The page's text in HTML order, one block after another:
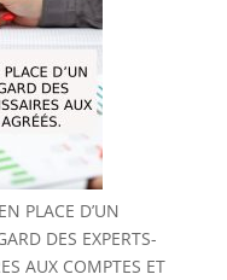
PLACE D’UN
DES EXPERTS-
AUX COMPTES ET